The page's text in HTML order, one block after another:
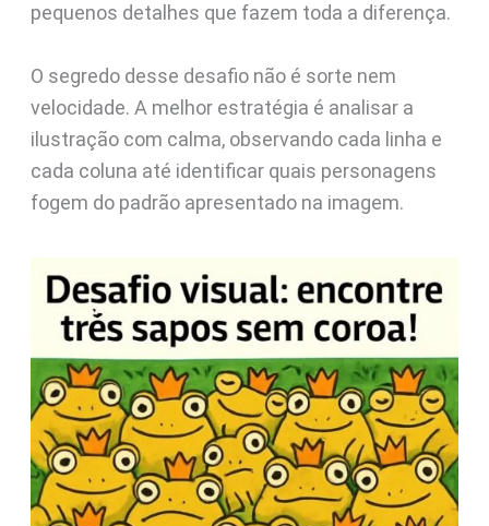
pequenos detalhes que fazem toda a diferença.
O segredo desse desafio não é sorte nem
velocidade. A melhor estratégia é analisar a
ilustração com calma, observando cada linha e
cada coluna até identificar quais personagens
fogem do padrão apresentado na imagem.